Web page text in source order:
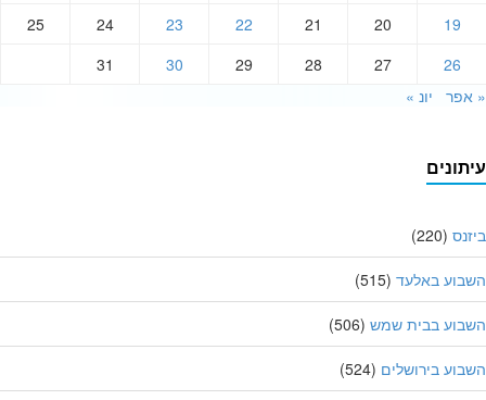
19
20
22
23
24
25
26
27
28
29
30
יונ »
(220)
באלעד(515)
בבית שמש(506)
בירושלים(524)